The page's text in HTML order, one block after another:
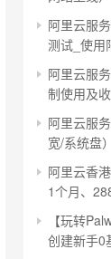
阿里云服
测试_使用
阿里云服
制使用及
阿里云服
宽/系统盘）
阿里云香
1个月、
【玩转
创建新手0